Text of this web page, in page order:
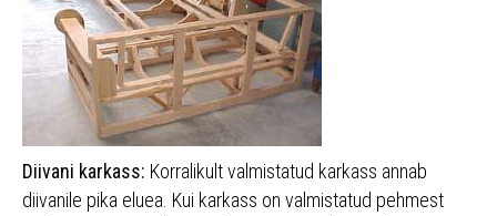
Diivani karkass: Korralikult valmistatud karkass annab
diivanile pika eluea. Kui karkass on valmistatud pehmest